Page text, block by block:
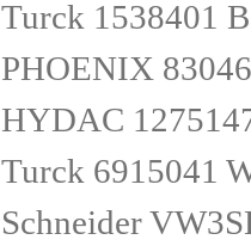
Turck 1538401
PHOENIX
HYDAC
Turck 6915041
Schneider